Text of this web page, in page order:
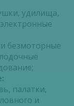
удилища,
безмоторные
палатки,
и